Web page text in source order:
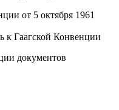
от 5 октября 1961
к Гаагской Конвенции
документов